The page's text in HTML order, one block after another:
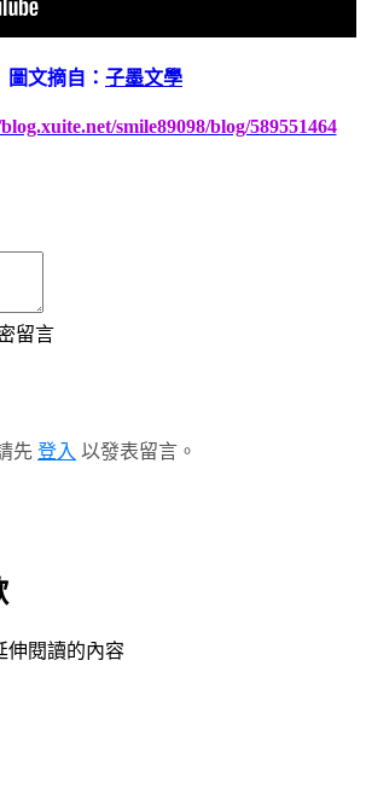
圖文摘自： 子墨文學
smile89098/blog/589551464
留言
先 登入 以發表留言。
伸閱讀的內容